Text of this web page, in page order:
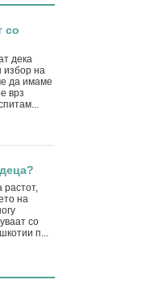
со
дека
избор на
да имаме
врз
растот,
на
со
п...